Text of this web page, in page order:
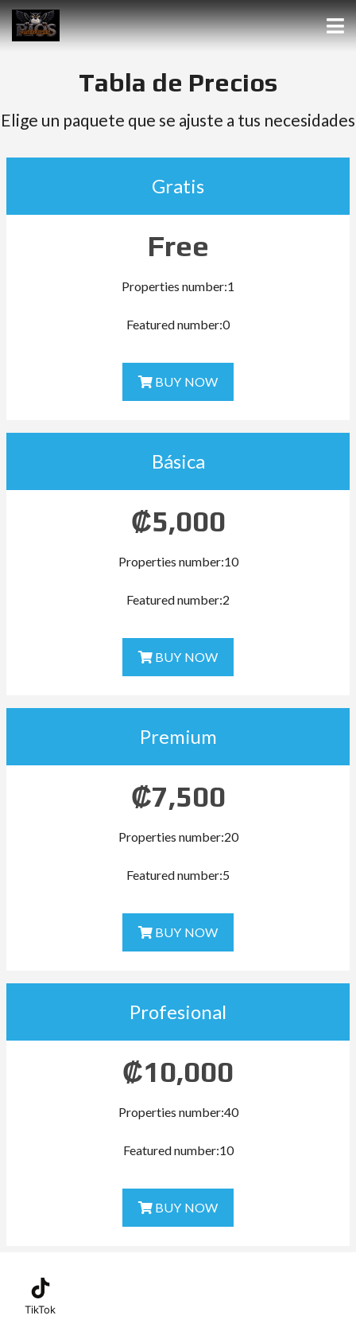
Tabla de Precios
Elige un paquete que se ajuste a tus necesidades
Gratis
Free
Properties number:1
Featured number:0
BUY NOW
Básica
₡5,000
Properties number:10
Featured number:2
BUY NOW
Premium
₡7,500
Properties number:20
Featured number:5
BUY NOW
Profesional
₡10,000
Properties number:40
Featured number:10
BUY NOW
TikTok